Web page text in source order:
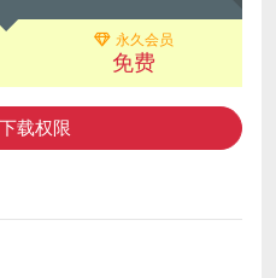
永久会员
免费
载权限